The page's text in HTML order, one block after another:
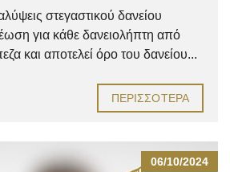
στεγαστικού δανείου
για κάθε δανειολήπτη από
και αποτελεί όρο του δανείου...
ΠΕΡΙΣΣΌΤΕΡΑ
06/10/2024